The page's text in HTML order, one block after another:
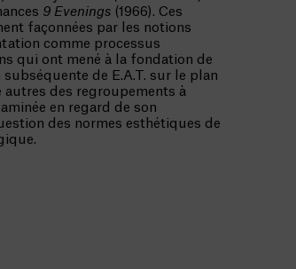
9 Evenings (1966). Ces
façonnées par les notions
comme processus
qui ont mené à la fondation de
subséquente de E.A.T. sur le plan
autres des regroupements à
en regard de son
des normes esthétiques de